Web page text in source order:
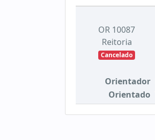
OR 10087
Reitoria
Cancelado
Orientador
Orientado